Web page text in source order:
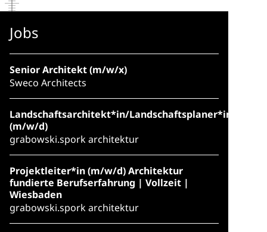
Jobs
Senior Architekt (m/w/x)
Sweco Architects
Landschaftsarchitekt*in/Landschaftsplaner*in
(m/w/d)
grabowski.spork architektur
Projektleiter*in (m/w/d) Architektur
fundierte Berufserfahrung | Vollzeit |
Wiesbaden
grabowski.spork architektur